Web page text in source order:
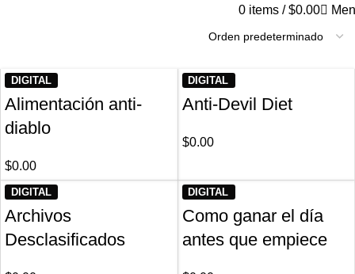
0 items / $0.00
DIGITAL
Alimentación anti-
diablo
$0.00
DIGITAL
Anti-Devil Diet
$0.00
DIGITAL
Archivos
Desclasificados
DIGITAL
Como ganar el día
antes que empiece